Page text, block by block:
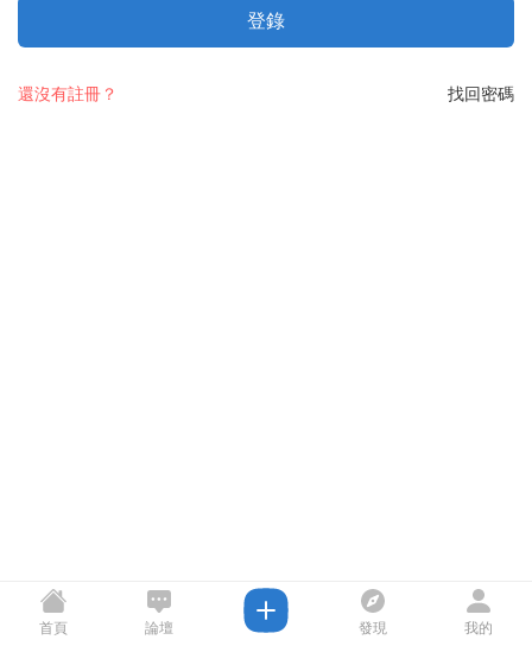
登錄
找回密碼
還沒有註冊？
首頁 論壇 發現 我的